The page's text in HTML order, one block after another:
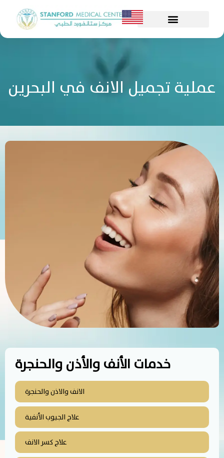
عملية تجميل الانف في البحرين
خدمات الأنف والأذن والحنجرة
الانف والاذن والحنجرة
علاج الجيوب الأنفية
علاج كسر الانف